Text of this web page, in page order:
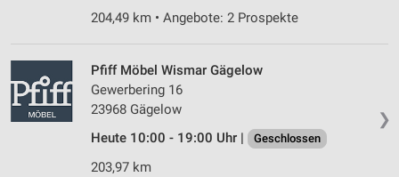
204,49 km • Angebote: 2 Prospekte
❯
Pfiff Möbel Wismar Gägelow
Gewerbering 16
23968 Gägelow
Heute 10:00 - 19:00 Uhr |
Geschlossen
203,97 km